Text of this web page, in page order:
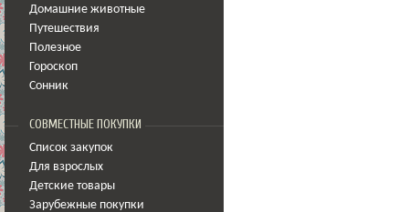
Домашние животные
Путешествия
Полезное
Гороскоп
Сонник
СОВМЕСТНЫЕ ПОКУПКИ
Список закупок
Для взрослых
Детские товары
Зарубежные покупки